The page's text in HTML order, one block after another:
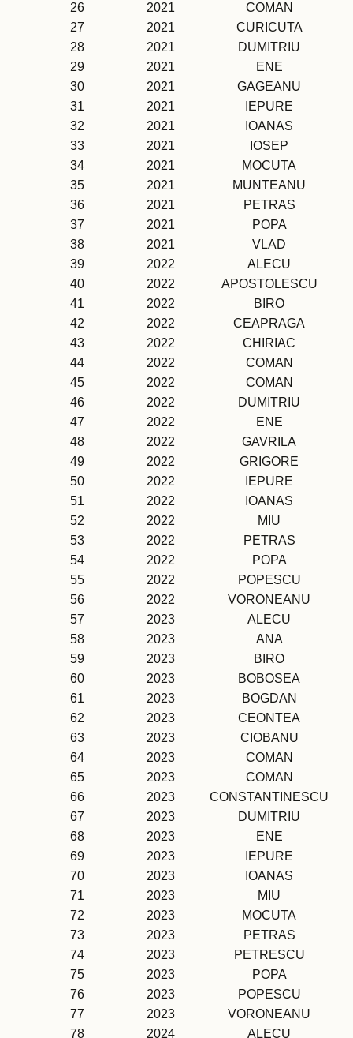
26
2021
COMAN
27
2021
CURICUTA
28
2021
DUMITRIU
29
2021
ENE
30
2021
GAGEANU
31
2021
IEPURE
32
2021
IOANAS
33
2021
IOSEP
34
2021
MOCUTA
35
2021
MUNTEANU
36
2021
PETRAS
37
2021
POPA
38
2021
VLAD
39
2022
ALECU
40
2022
APOSTOLESCU
41
2022
BIRO
42
2022
CEAPRAGA
43
2022
CHIRIAC
44
2022
COMAN
45
2022
COMAN
46
2022
DUMITRIU
47
2022
ENE
48
2022
GAVRILA
49
2022
GRIGORE
50
2022
IEPURE
51
2022
IOANAS
52
2022
MIU
53
2022
PETRAS
54
2022
POPA
55
2022
POPESCU
56
2022
VORONEANU
57
2023
ALECU
58
2023
ANA
59
2023
BIRO
60
2023
BOBOSEA
61
2023
BOGDAN
62
2023
CEONTEA
63
2023
CIOBANU
64
2023
COMAN
65
2023
COMAN
66
2023
CONSTANTINESCU
67
2023
DUMITRIU
68
2023
ENE
69
2023
IEPURE
70
2023
IOANAS
71
2023
MIU
72
2023
MOCUTA
73
2023
PETRAS
74
2023
PETRESCU
75
2023
POPA
76
2023
POPESCU
77
2023
VORONEANU
78
2024 ALECU